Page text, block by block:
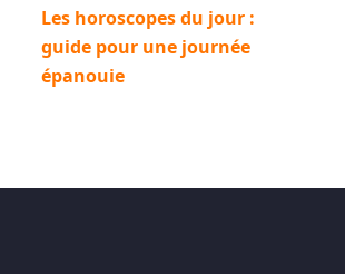
Les horoscopes du jour :
guide pour une journée
épanouie